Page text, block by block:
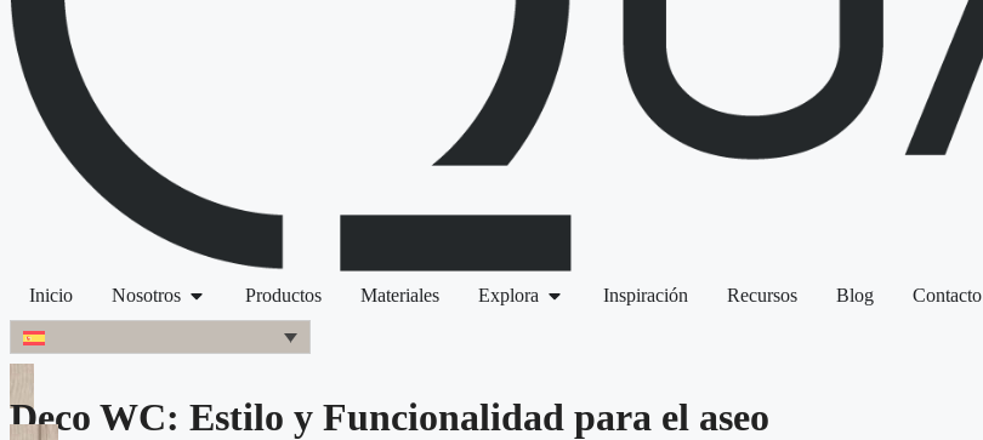
Inicio Nosotros Productos Materiales Explora Inspiración Recursos Blog Contacto
Deco WC: Estilo y Funcionalidad para el aseo